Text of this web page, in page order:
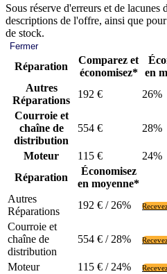
Sous réserve d'erreurs et de lacunes
descriptions de l'offre, ainsi que
de stock.
Fermer
Réparation
Comparez et
économisez*
en
Autres
Réparations
192 € 26%
Courroie et
chaîne de
distribution
554 € 28%
Moteur 115 € 24%
Réparation
Économisez
en moyenne*
Autres
Réparations
192 € / 26%
Courroie et
chaîne de
distribution
554 € / 28%
Moteur 115 € / 24%